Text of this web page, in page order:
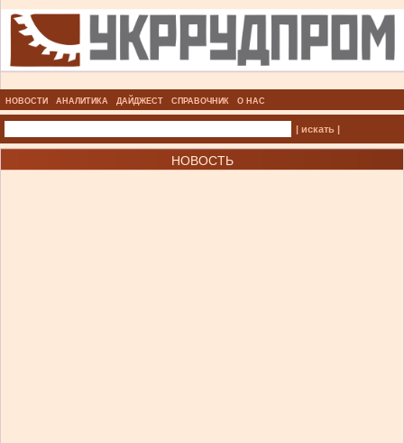
НОВОСТИ АНАЛИТИКА ДАЙДЖЕСТ СПРАВОЧНИК О НАС
| искать |
НОВОСТЬ